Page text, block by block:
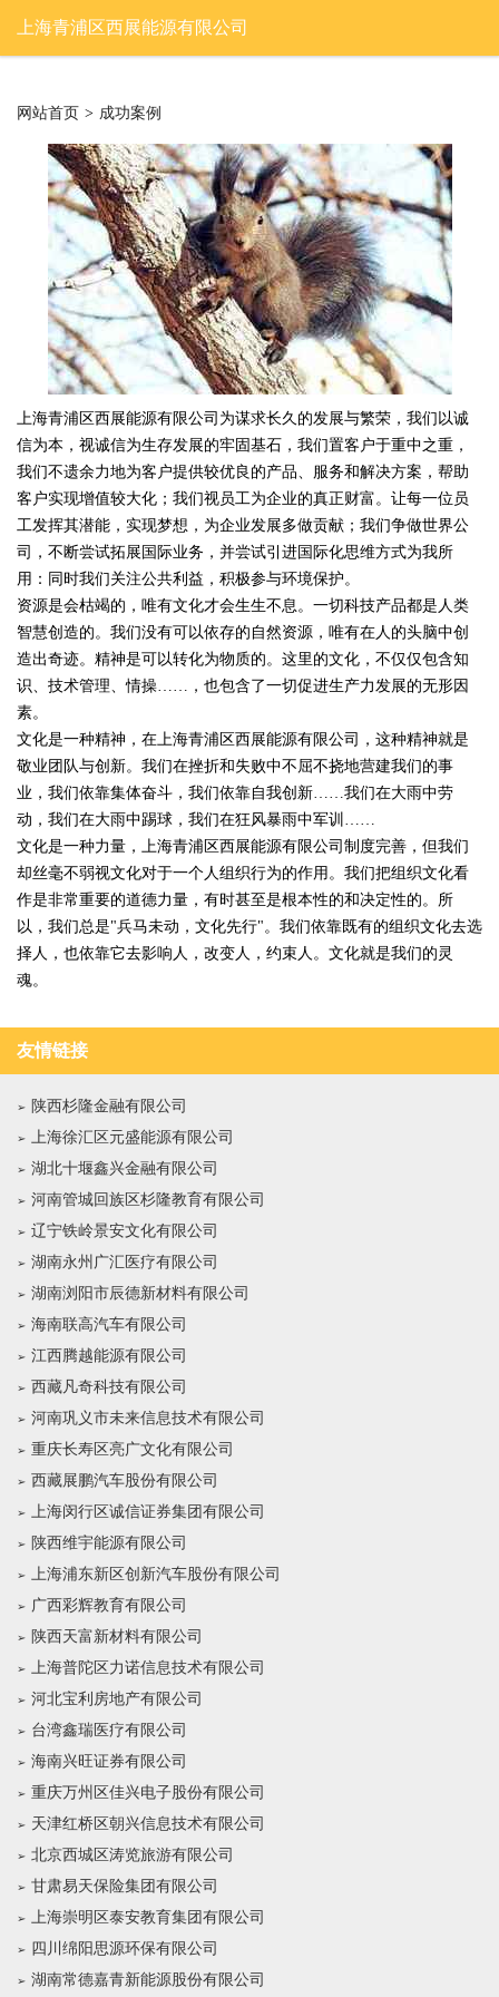
上海青浦区西展能源有限公司
网站首页 > 成功案例
上海青浦区西展能源有限公司为谋求长久的发展与繁荣，我们以诚
信为本，视诚信为生存发展的牢固基石，我们置客户于重中之重，
我们不遗余力地为客户提供较优良的产品、服务和解决方案，帮助
客户实现增值较大化；我们视员工为企业的真正财富。让每一位员
工发挥其潜能，实现梦想，为企业发展多做贡献；我们争做世界公
司，不断尝试拓展国际业务，并尝试引进国际化思维方式为我所
用：同时我们关注公共利益，积极参与环境保护。
资源是会枯竭的，唯有文化才会生生不息。一切科技产品都是人类
智慧创造的。我们没有可以依存的自然资源，唯有在人的头脑中创
造出奇迹。精神是可以转化为物质的。这里的文化，不仅仅包含知
识、技术管理、情操……，也包含了一切促进生产力发展的无形因
素。
文化是一种精神，在上海青浦区西展能源有限公司，这种精神就是
敬业团队与创新。我们在挫折和失败中不屈不挠地营建我们的事
业，我们依靠集体奋斗，我们依靠自我创新……我们在大雨中劳
动，我们在大雨中踢球，我们在狂风暴雨中军训……
文化是一种力量，上海青浦区西展能源有限公司制度完善，但我们
却丝毫不弱视文化对于一个人组织行为的作用。我们把组织文化看
作是非常重要的道德力量，有时甚至是根本性的和决定性的。所
以，我们总是"兵马未动，文化先行"。我们依靠既有的组织文化去选
择人，也依靠它去影响人，改变人，约束人。文化就是我们的灵
魂。
友情链接
陕西杉隆金融有限公司
上海徐汇区元盛能源有限公司
湖北十堰鑫兴金融有限公司
河南管城回族区杉隆教育有限公司
辽宁铁岭景安文化有限公司
湖南永州广汇医疗有限公司
湖南浏阳市辰德新材料有限公司
海南联高汽车有限公司
江西腾越能源有限公司
西藏凡奇科技有限公司
河南巩义市未来信息技术有限公司
重庆长寿区亮广文化有限公司
西藏展鹏汽车股份有限公司
上海闵行区诚信证券集团有限公司
陕西维宇能源有限公司
上海浦东新区创新汽车股份有限公司
广西彩辉教育有限公司
陕西天富新材料有限公司
上海普陀区力诺信息技术有限公司
河北宝利房地产有限公司
台湾鑫瑞医疗有限公司
海南兴旺证券有限公司
重庆万州区佳兴电子股份有限公司
天津红桥区朝兴信息技术有限公司
北京西城区涛览旅游有限公司
甘肃易天保险集团有限公司
上海崇明区泰安教育集团有限公司
四川绵阳思源环保有限公司
湖南常德嘉青新能源股份有限公司